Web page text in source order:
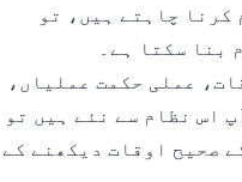
چاہتے ہیں، تو
بنا سکتا ہے۔
عملی حکمت عملیاں،
اس نظام سے نئے ہیں تو
صحیح اوقات دیکھنے کے